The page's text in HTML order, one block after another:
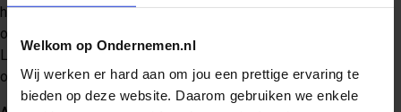
Welkom op Ondernemen.nl
Wij werken er hard aan om jou een prettige ervaring te
bieden op deze website. Daarom gebruiken we enkele
houd er dan rekening mee dat je huidige praktijk niet
overeenkomt met wat in het verleden is vergund of gemeld.
Lozen van stoffen die niet zijn vergund levert een overtreding
op!